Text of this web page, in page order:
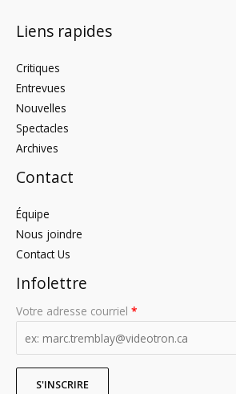
Liens rapides
Critiques
Entrevues
Nouvelles
Spectacles
Archives
Contact
Équipe
Nous joindre
Contact Us
Infolettre
Votre adresse courriel *